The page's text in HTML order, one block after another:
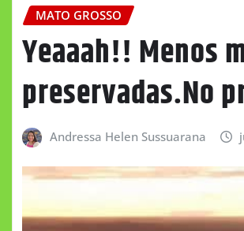
MATO GROSSO
Yeaaah!! Menos
preservadas.No
Andressa Helen Sussuarana